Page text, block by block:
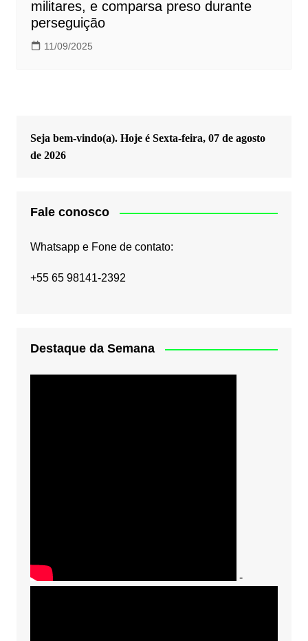
militares, e comparsa preso durante
perseguição
11/09/2025
Seja bem-vindo(a). Hoje é Sexta-feira, 07 de agosto
de 2026
Fale conosco
Whatsapp e Fone de contato:
+55 65 98141-2392
Destaque da Semana
-